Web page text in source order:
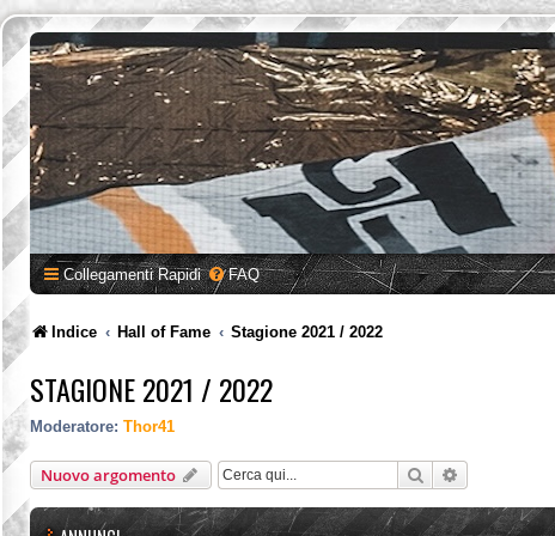
Collegamenti Rapidi FAQ
Indice Hall of Fame Stagione 2021 / 2022
STAGIONE 2021 / 2022
Moderatore: Thor41
Nuovo argomento Cerca